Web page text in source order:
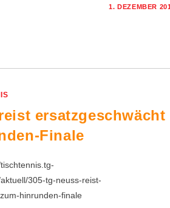
1. DEZEMBER
ersatzgeschwächt
Finale
305-tg-neuss-reist-
hinrunden-finale